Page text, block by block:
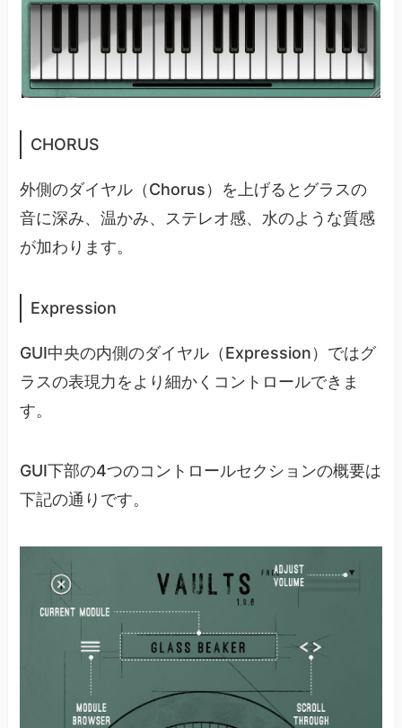
CHORUS
外側のダイヤル（Chorus）を上げるとグラスの
音に深み、温かみ、ステレオ感、水のような質感
が加わります。
Expression
GUI中央の内側のダイヤル（Expression）ではグ
ラスの表現力をより細かくコントロールできま
す。
GUI下部の4つのコントロールセクションの概要は
下記の通りです。